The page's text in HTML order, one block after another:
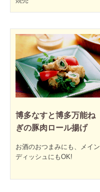
博多なすと博多万能ね
ぎの豚肉ロール揚げ
お酒のおつまみにも、メイン
ディッシュにもOK!